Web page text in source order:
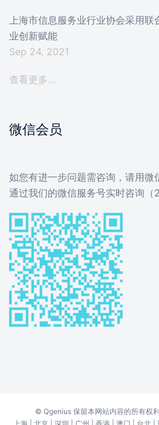
上海市信息服务业行业协会采用联
业创新赋能
Sep 24, 2021
查看更多…
微信会员
如您有进一步问题需咨询，请用微
通过我们的微信服务号实时咨询（
© Qgenius 保留本网站内容的所有权